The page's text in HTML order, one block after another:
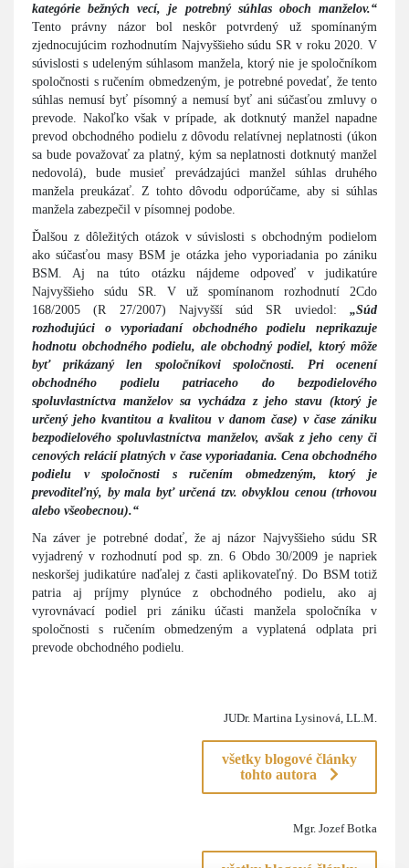
kategórie bežných vecí, je potrebný súhlas oboch manželov.“
Tento právny názor bol neskôr potvrdený už spomínaným
zjednocujúcim rozhodnutím Najvyššieho súdu SR v roku 2020. V
súvislosti s udeleným súhlasom manžela, ktorý nie je spoločníkom
spoločnosti s ručením obmedzeným, je potrebné povedať, že tento
súhlas nemusí byť písomný a nemusí byť ani súčasťou zmluvy o
prevode. Nakoľko však v prípade, ak dotknutý manžel napadne
prevod obchodného podielu z dôvodu relatívnej neplatnosti (úkon
sa bude považovať za platný, kým sa neplatnosti dotknutý manžel
nedovolá), bude musieť prevádzajúci manžel súhlas druhého
manžela preukázať. Z tohto dôvodu odporúčame, aby si súhlas
manžela zabezpečil v písomnej podobe.
Ďalšou z dôležitých otázok v súvislosti s obchodným podielom
ako súčasťou masy BSM je otázka jeho vyporiadania po zániku
BSM. Aj na túto otázku nájdeme odpoveď v judikatúre
Najvyššieho súdu SR. V už spomínanom rozhodnutí 2Cdo
168/2005 (R 27/2007) Najvyšší súd SR uviedol: „Súd
rozhodujúci o vyporiadaní obchodného podielu neprikazuje
hodnotu obchodného podielu, ale obchodný podiel, ktorý môže
byť prikázaný len spoločníkovi spoločnosti. Pri ocenení
obchodného podielu patriaceho do bezpodielového
spoluvlastníctva manželov sa vychádza z jeho stavu (ktorý je
určený jeho kvantitou a kvalitou v danom čase) v čase zániku
bezpodielového spoluvlastníctva manželov, avšak z jeho ceny či
cenových relácií platných v čase vyporiadania. Cena obchodného
podielu v spoločnosti s ručením obmedzeným, ktorý je
prevoditeľný, by mala byť určená tzv. obvyklou cenou (trhovou
alebo všeobecnou).“
Na záver je potrebné dodať, že aj názor Najvyššieho súdu SR
vyjadrený v rozhodnutí pod sp. zn. 6 Obdo 30/2009 je napriek
neskoršej judikatúre naďalej z časti aplikovateľný. Do BSM totiž
patria aj príjmy plynúce z obchodného podielu, ako aj
vyrovnávací podiel pri zániku účasti manžela spoločníka v
spoločnosti s ručením obmedzeným a vyplatená odplata pri
prevode obchodného podielu.
JUDr. Martina Lysinová, LL.M.
všetky blogové články
tohto autora
Mgr. Jozef Botka